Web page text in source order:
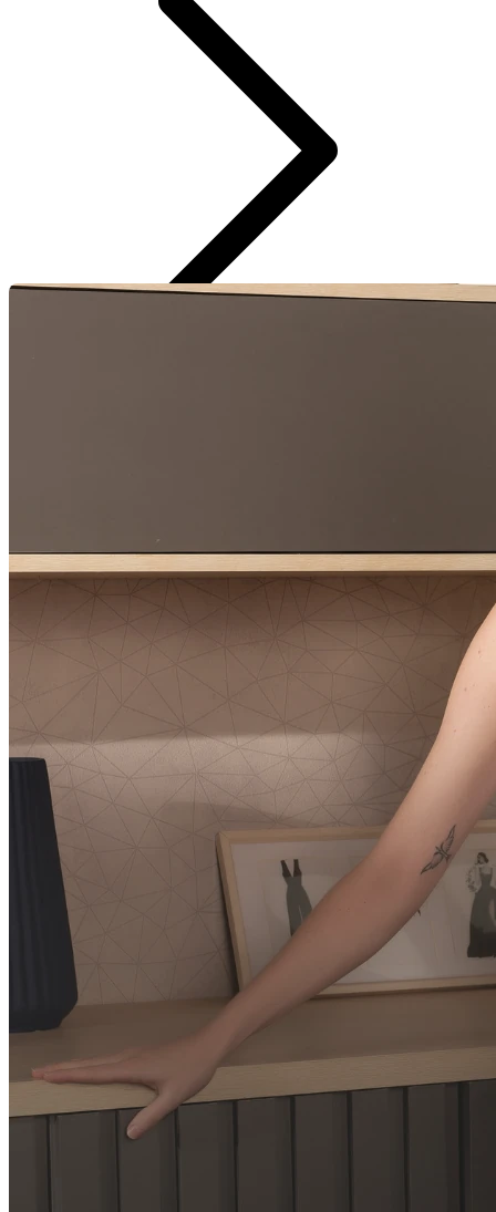
Blusa sueter texturizada manga longa